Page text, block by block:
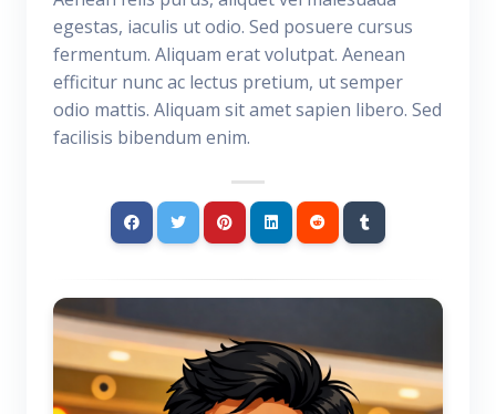
egestas, iaculis ut odio. Sed posuere cursus
fermentum. Aliquam erat volutpat. Aenean
efficitur nunc ac lectus pretium, ut semper
odio mattis. Aliquam sit amet sapien libero. Sed
facilisis bibendum enim.